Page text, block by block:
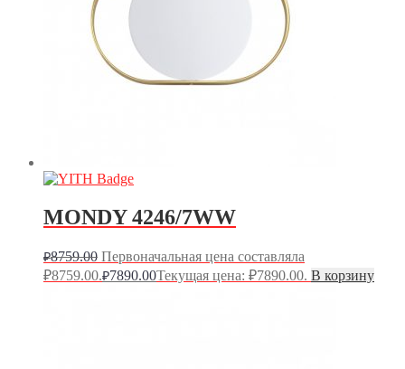
MONDY 4246/7WW
₽8759.00 Первоначальная цена составляла
₽8759.00.₽7890.00Текущая цена: ₽7890.00. В корзину